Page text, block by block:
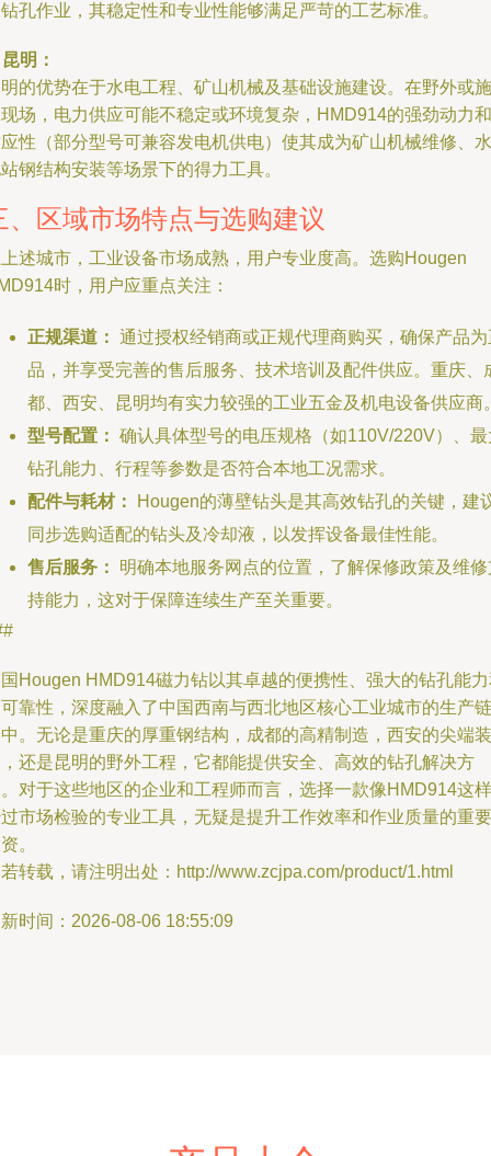
孔作业，其稳定性和专业性能够满足严苛的工艺标准。
明：
的优势在于水电工程、矿山机械及基础设施建设。在野外或施
场，电力供应可能不稳定或环境复杂，HMD914的强劲动力和
性（部分型号可兼容发电机供电）使其成为矿山机械维修、水
钢结构安装等场景下的得力工具。
、区域市场特点与选购建议
述城市，工业设备市场成熟，用户专业度高。选购Hougen
时，用户应重点关注：
正规渠道： 通过授权经销商或正规代理商购买，确保产品为
品，并享受完善的售后服务、技术培训及配件供应。重庆、
都、西安、昆明均有实力较强的工业五金及机电设备供应商
型号配置： 确认具体型号的电压规格（如110V/220V）、最
钻孔能力、行程等参数是否符合本地工况需求。
配件与耗材：
Hougen的薄壁钻头是其高效钻孔的关键，建
同步选购适配的钻头及冷却液，以发挥设备最佳性能。
售后服务：
明确本地服务网点的位置，了解保修政策及维修
持能力，这对于保障连续生产至关重要。
Hougen HMD914磁力钻以其卓越的便携性、强大的钻孔能
靠性，深度融入了中国西南与西北地区核心工业城市的生产链
。无论是重庆的厚重钢结构，成都的高精制造，西安的尖端装
还是昆明的野外工程，它都能提供安全、高效的钻孔解决方
对于这些地区的企业和工程师而言，选择一款像HMD914这样
市场检验的专业工具，无疑是提升工作效率和作业质量的重要
。
转载，请注明出处：http://www.zcjpa.com/product/1.html
时间：2026-08-06 18:55:09